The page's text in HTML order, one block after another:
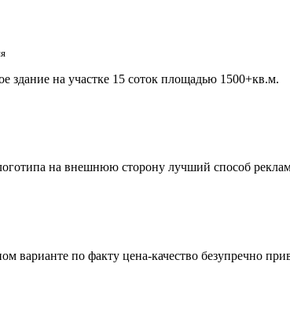
здание на участке 15 соток площадью 1500+кв.м.
на внешнюю сторону лучший способ
варианте по факту цена-качество безупречно